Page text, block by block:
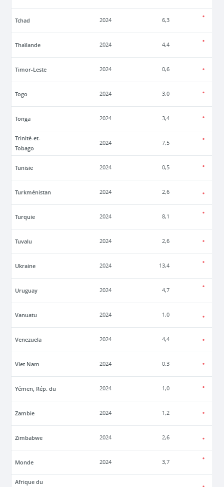
Tchad 2024 6,3
Thaïlande 2024 4,4
Timor-Leste 2024 0,6
Togo 2024 3,0
Tonga 2024 3,4
Trinité-et-
Tobago
2024 7,5
Tunisie 2024 0,5
Turkménistan 2024 2,6
Turquie 2024 8,1
Tuvalu 2024 2,6
Ukraine 2024 13,4
Uruguay 2024 4,7
Vanuatu 2024 1,0
Venezuela 2024 4,4
Viet Nam 2024 0,3
Yémen, Rép. du 2024 1,0
Zambie 2024 1,2
Zimbabwe 2024 2,6
Monde 2024 3,7
Afrique du